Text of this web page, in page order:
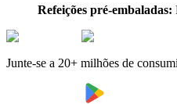
Refeições pré-embaladas:
Junte-se a 20+ milhões de